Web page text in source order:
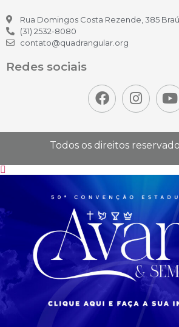
Rua Domingos Costa Rezende, 385
(31) 2532-8080
contato@quadrangular.org
Redes sociais
Todos os direitos